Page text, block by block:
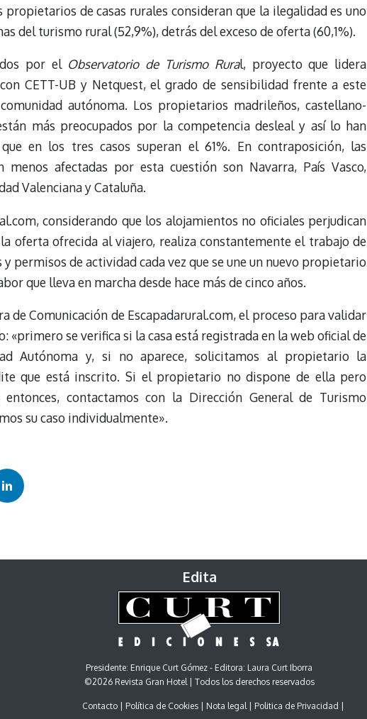
propietarios de casas rurales consideran que la ilegalidad es uno
del turismo rural (52,9%), detrás del exceso de oferta (60,1%).
por el Observatorio de Turismo Rural, proyecto que lidera
CETT-UB y Netquest, el grado de sensibilidad frente a este
autónoma. Los propietarios madrileños, castellano-
más preocupados por la competencia desleal y así lo han
en los tres casos superan el 61%. En contraposición, las
menos afectadas por esta cuestión son Navarra, País Vasco,
Valenciana y Cataluña.
considerando que los alojamientos no oficiales perjudican
oferta ofrecida al viajero, realiza constantemente el trabajo de
permisos de actividad cada vez que se une un nuevo propietario
que lleva en marcha desde hace más de cinco años.
de Comunicación de Escapadarural.com, el proceso para validar
«primero se verifica si la casa está registrada en la web oficial de
Autónoma y, si no aparece, solicitamos al propietario la
que está inscrito. Si el propietario no dispone de ella pero
entonces, contactamos con la Dirección General de Turismo
su caso individualmente».
Edita
Presidente: Enrique Curt Gómez - Editora: Laura Curt Iborra
©2026 Revista Gran Hotel | Todos los derechos reservados
Contacto Política de Cookies Nota legal Politica de Privacidad